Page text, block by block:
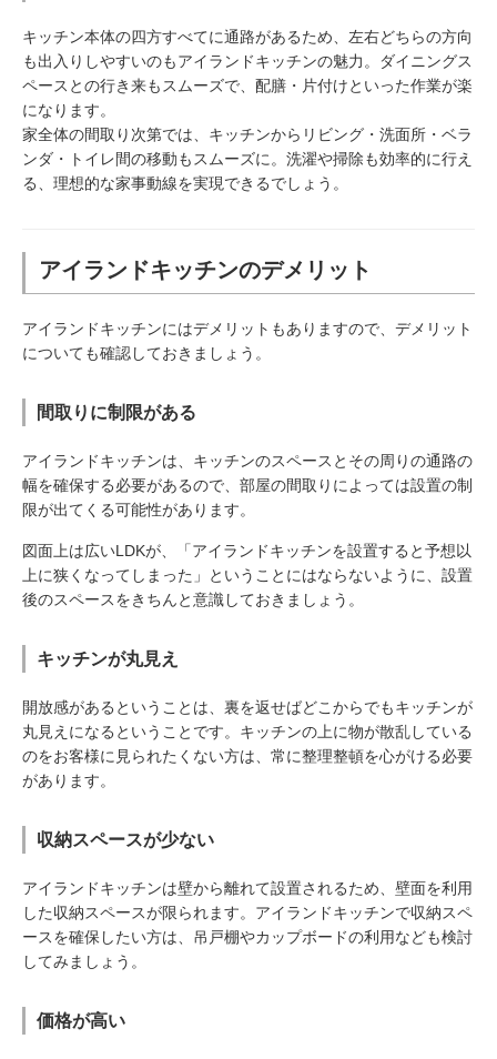
キッチン本体の四方すべてに通路があるため、左右どちらの方向
も出入りしやすいのもアイランドキッチンの魅力。ダイニングス
ペースとの行き来もスムーズで、配膳・片付けといった作業が楽
になります。
家全体の間取り次第では、キッチンからリビング・洗面所・ベラ
ンダ・トイレ間の移動もスムーズに。洗濯や掃除も効率的に行え
る、理想的な家事動線を実現できるでしょう。
アイランドキッチンのデメリット
アイランドキッチンにはデメリットもありますので、デメリット
についても確認しておきましょう。
間取りに制限がある
アイランドキッチンは、キッチンのスペースとその周りの通路の
幅を確保する必要があるので、部屋の間取りによっては設置の制
限が出てくる可能性があります。
図面上は広いLDKが、「アイランドキッチンを設置すると予想以
上に狭くなってしまった」ということにはならないように、設置
後のスペースをきちんと意識しておきましょう。
キッチンが丸見え
開放感があるということは、裏を返せばどこからでもキッチンが
丸見えになるということです。キッチンの上に物が散乱している
のをお客様に見られたくない方は、常に整理整頓を心がける必要
があります。
収納スペースが少ない
アイランドキッチンは壁から離れて設置されるため、壁面を利用
した収納スペースが限られます。アイランドキッチンで収納スペ
ースを確保したい方は、吊戸棚やカップボードの利用なども検討
してみましょう。
価格が高い